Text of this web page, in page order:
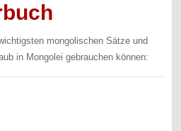
mongolischen Sätze und
in Mongolei gebrauchen können: